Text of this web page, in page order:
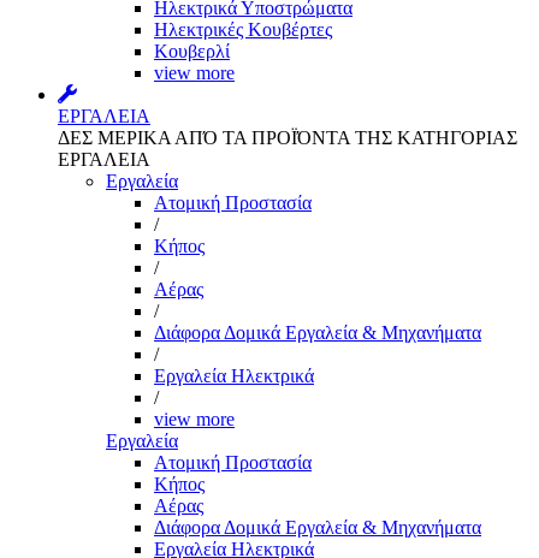
Ηλεκτρικά Υποστρώματα
Ηλεκτρικές Κουβέρτες
Κουβερλί
view more
ΕΡΓΑΛΕΙΑ
ΔΕΣ ΜΕΡΙΚΑ ΑΠΌ ΤΑ ΠΡΟΪΌΝΤΑ ΤΗΣ ΚΑΤΗΓΟΡΙΑΣ
ΕΡΓΑΛΕΙΑ
Εργαλεία
Aτομική Προστασία
/
Kήπος
/
Αέρας
/
Διάφορα Δομικά Εργαλεία & Μηχανήματα
/
Εργαλεία Ηλεκτρικά
/
view more
Εργαλεία
Aτομική Προστασία
Kήπος
Αέρας
Διάφορα Δομικά Εργαλεία & Μηχανήματα
Εργαλεία Ηλεκτρικά